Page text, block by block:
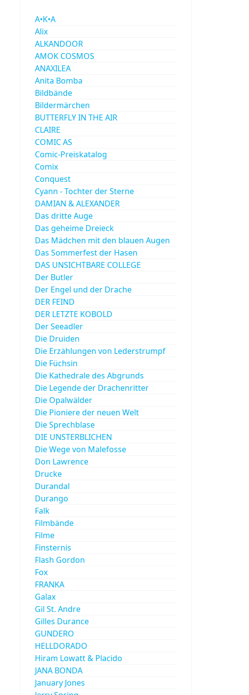
A•K•A
Alix
ALKANDOOR
AMOK COSMOS
ANAXILEA
Anita Bomba
Bildbände
Bildermärchen
BUTTERFLY IN THE AIR
CLAIRE
COMIC AS
Comic-Preiskatalog
Comix
Conquest
Cyann - Tochter der Sterne
DAMIAN & ALEXANDER
Das dritte Auge
Das geheime Dreieck
Das Mädchen mit den blauen Augen
Das Sommerfest der Hasen
DAS UNSICHTBARE COLLEGE
Der Butler
Der Engel und der Drache
DER FEIND
DER LETZTE KOBOLD
Der Seeadler
Die Druiden
Die Erzählungen von Lederstrumpf
Die Füchsin
Die Kathedrale des Abgrunds
Die Legende der Drachenritter
Die Opalwälder
Die Pioniere der neuen Welt
Die Sprechblase
DIE UNSTERBLICHEN
Die Wege von Malefosse
Don Lawrence
Drucke
Durandal
Durango
Falk
Filmbände
Filme
Finsternis
Flash Gordon
Fox
FRANKA
Galax
Gil St. Andre
Gilles Durance
GUNDERO
HELLDORADO
Hiram Lowatt & Placido
JANA BONDA
January Jones